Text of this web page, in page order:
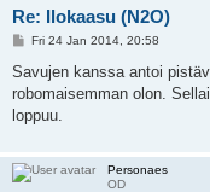
Re: Ilokaasu (N2O)
P
s
Fri 24 Jan 2014, 20:58
Savujen kanssa antoi
robomaisemman olon.
loppuu.
Personaes
OD